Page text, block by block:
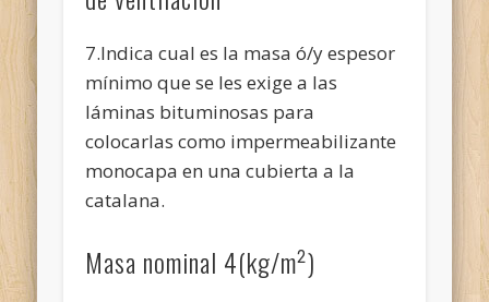
7.Indica cual es la masa ó/y espesor
mínimo que se les exige a las
láminas bituminosas para
colocarlas como impermeabilizante
monocapa en una cubierta a la
catalana.
Masa nominal 4(kg/m²)